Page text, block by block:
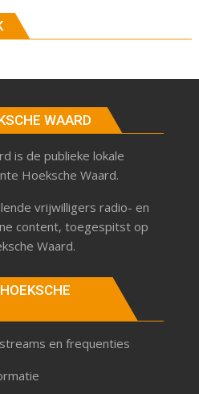
WAARD
is de publieke lokale
Hoeksche Waard.
vrijwilligers radio- en
content, toegespitst op
Waard.
streams en frequenties